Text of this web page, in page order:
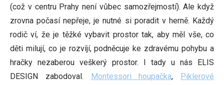
(což v centru Prahy není vůbec samozřejmostí). Ale když
zrovna počasí nepřeje, je nutné si poradit v herně. Každý
rodič ví, že je těžké vybavit prostor tak, aby měl vše, co
děti milují, co je rozvíjí, podněcuje ke zdravému pohybu a
hračky nezaberou veškerý prostor. I tady u nás ELIS
DESIGN zabodoval. Montessori houpačka, Piklerové